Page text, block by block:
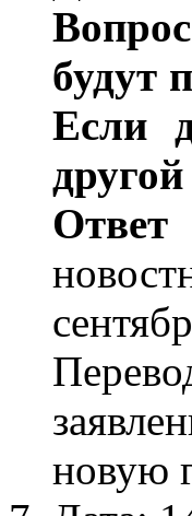
будут
Если
Ответ
новую